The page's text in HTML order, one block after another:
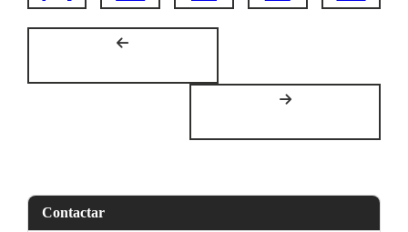
Contactar